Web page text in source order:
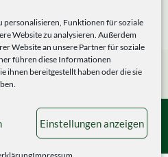
personalisieren, Funktionen für soziale
Website zu analysieren. Außerdem
Website an unsere Partner für soziale
führen diese Informationen
ihnen bereitgestellt haben oder die sie
Einstellungen anzeigen